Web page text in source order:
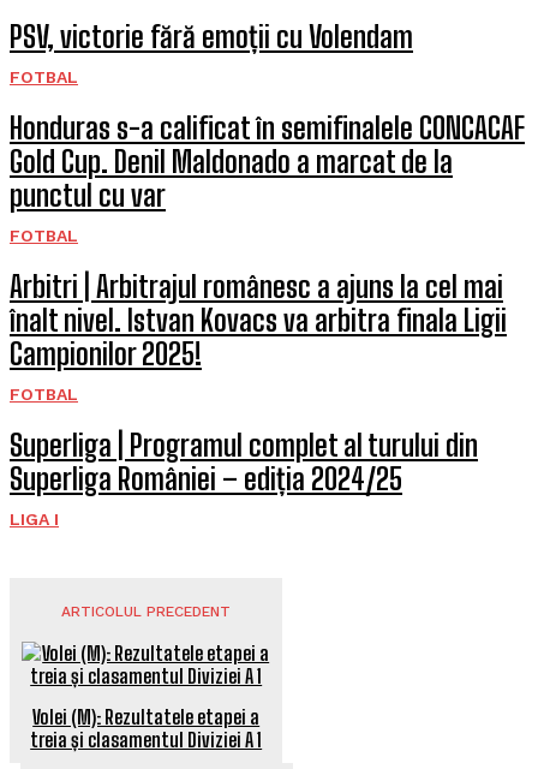
PSV, victorie fără emoții cu Volendam
FOTBAL
Honduras s-a calificat în semifinalele CONCACAF
Gold Cup. Denil Maldonado a marcat de la
punctul cu var
FOTBAL
Arbitri | Arbitrajul românesc a ajuns la cel mai
înalt nivel. Istvan Kovacs va arbitra finala Ligii
Campionilor 2025!
FOTBAL
Superliga | Programul complet al turului din
Superliga României – ediția 2024/25
LIGA I
ARTICOLUL PRECEDENT
Volei (M): Rezultatele etapei a
treia și clasamentul Diviziei A 1